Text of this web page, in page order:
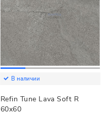
В наличии
Refin Tune Lava Soft R
60x60